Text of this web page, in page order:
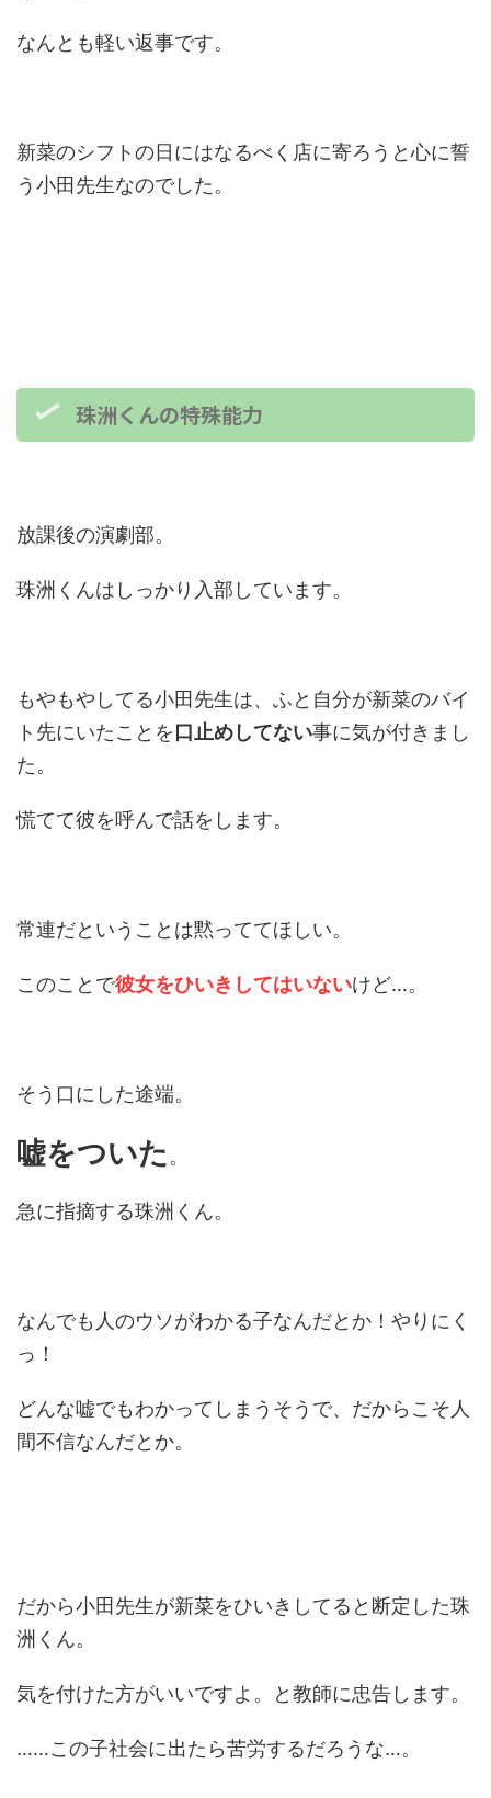
なんとも軽い返事です。
新菜のシフトの日にはなるべく店に寄ろうと心に誓
う小田先生なのでした。
珠洲くんの特殊能力
放課後の演劇部。
珠洲くんはしっかり入部しています。
もやもやしてる小田先生は、ふと自分が新菜のバイ
ト先にいたことを口止めしてない事に気が付きまし
た。
慌てて彼を呼んで話をします。
常連だということは黙っててほしい。
このことで彼女をひいきしてはいないけど…。
そう口にした途端。
嘘をついた 。
急に指摘する珠洲くん。
なんでも人のウソがわかる子なんだとか！やりにく
っ！
どんな嘘でもわかってしまうそうで、だからこそ人
間不信なんだとか。
だから小田先生が新菜をひいきしてると断定した珠
洲くん。
気を付けた方がいいですよ。と教師に忠告します。
……この子社会に出たら苦労するだろうな…。